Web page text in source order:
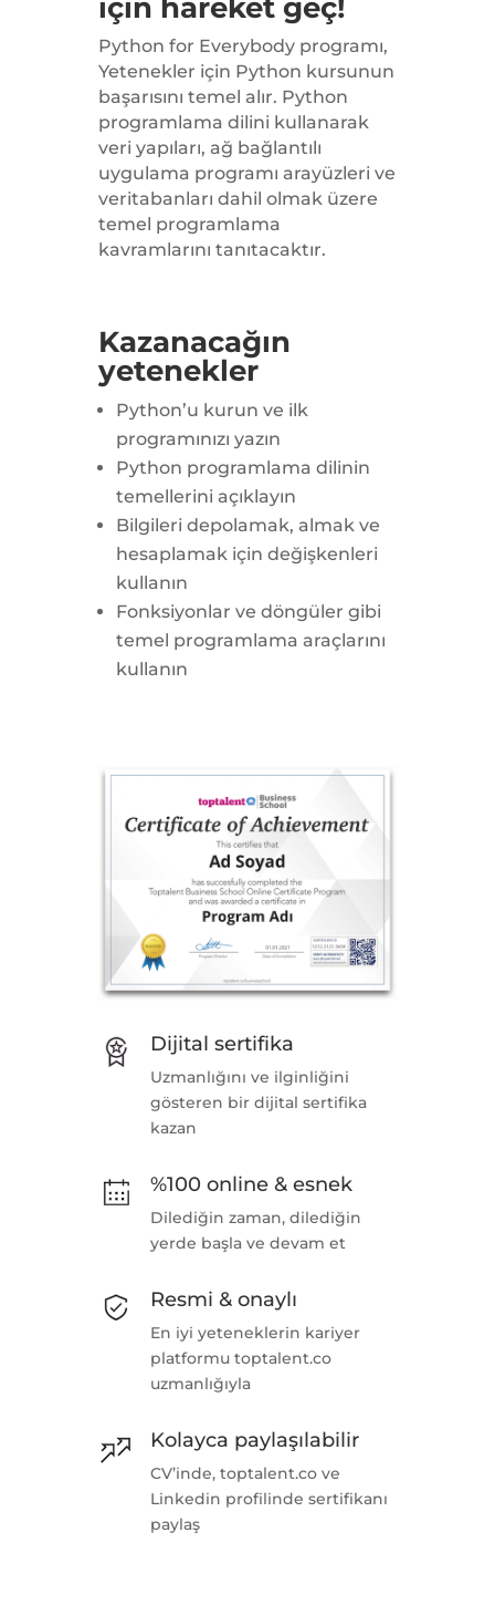
için hareket geç!
Python for Everybody programı,
Yetenekler için Python kursunun
başarısını temel alır. Python
programlama dilini kullanarak
veri yapıları, ağ bağlantılı
uygulama programı arayüzleri ve
veritabanları dahil olmak üzere
temel programlama
kavramlarını tanıtacaktır.
Kazanacağın
yetenekler
Python’u kurun ve ilk
programınızı yazın
Python programlama dilinin
temellerini açıklayın
Bilgileri depolamak, almak ve
hesaplamak için değişkenleri
kullanın
Fonksiyonlar ve döngüler gibi
temel programlama araçlarını
kullanın
Dijital sertifika
Uzmanlığını ve ilginliğini
gösteren bir dijital sertifika
kazan
%100 online & esnek
Dilediğin zaman, dilediğin
yerde başla ve devam et
Resmi & onaylı
En iyi yeteneklerin kariyer
platformu toptalent.co
uzmanlığıyla
Kolayca paylaşılabilir
CV’inde, toptalent.co ve
Linkedin profilinde sertifikanı
paylaş